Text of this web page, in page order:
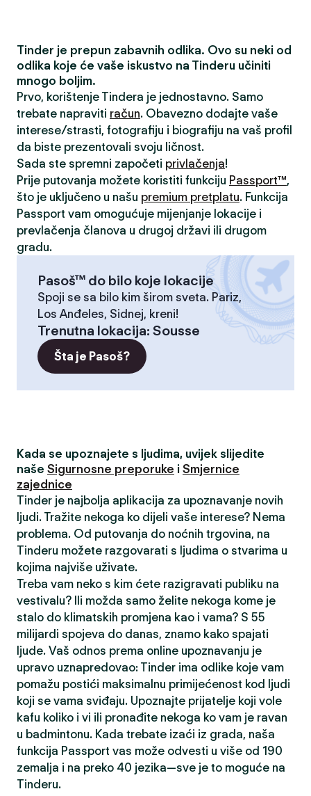
Tinder je prepun zabavnih odlika. Ovo su neki od
odlika koje će vaše iskustvo na Tinderu učiniti
mnogo boljim.
Prvo, korištenje Tindera je jednostavno. Samo
trebate napraviti račun. Obavezno dodajte vaše
interese/strasti, fotografiju i biografiju na vaš profil
da biste prezentovali svoju ličnost.
Sada ste spremni započeti privlačenja!
Prije putovanja možete koristiti funkciju Passport™,
što je uključeno u našu premium pretplatu. Funkcija
Passport vam omogućuje mijenjanje lokacije i
prevlačenja članova u drugoj državi ili drugom
gradu.
Pasoš™ do bilo koje lokacije
Spoji se sa bilo kim širom sveta. Pariz,
Los Anđeles, Sidnej, kreni!
Trenutna lokacija: Sousse
Šta je Pasoš?
Kada se upoznajete s ljudima, uvijek slijedite
naše Sigurnosne preporuke i Smjernice
zajednice
Tinder je najbolja aplikacija za upoznavanje novih
ljudi. Tražite nekoga ko dijeli vaše interese? Nema
problema. Od putovanja do noćnih trgovina, na
Tinderu možete razgovarati s ljudima o stvarima u
kojima najviše uživate.
Treba vam neko s kim ćete razigravati publiku na
vestivalu? Ili možda samo želite nekoga kome je
stalo do klimatskih promjena kao i vama? S 55
milijardi spojeva do danas, znamo kako spajati
ljude. Vaš odnos prema online upoznavanju je
upravo uznapredovao: Tinder ima odlike koje vam
pomažu postići maksimalnu primijećenost kod ljudi
koji se vama sviđaju. Upoznajte prijatelje koji vole
kafu koliko i vi ili pronađite nekoga ko vam je ravan
u badmintonu. Kada trebate izaći iz grada, naša
funkcija Passport vas može odvesti u više od 190
zemalja i na preko 40 jezika—sve je to moguće na
Tinderu.